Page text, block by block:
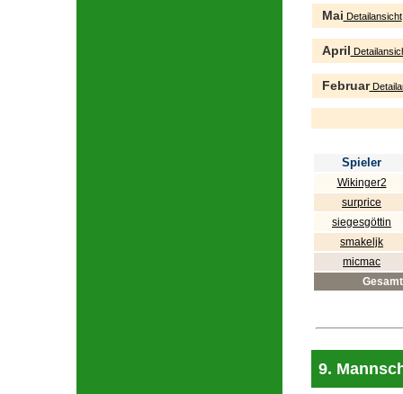
Mai Detailansicht
April
Februar
Spieler
Wikinger2
surprice
siegesgöttin
smakeljk
micmac
Gesamt
9.